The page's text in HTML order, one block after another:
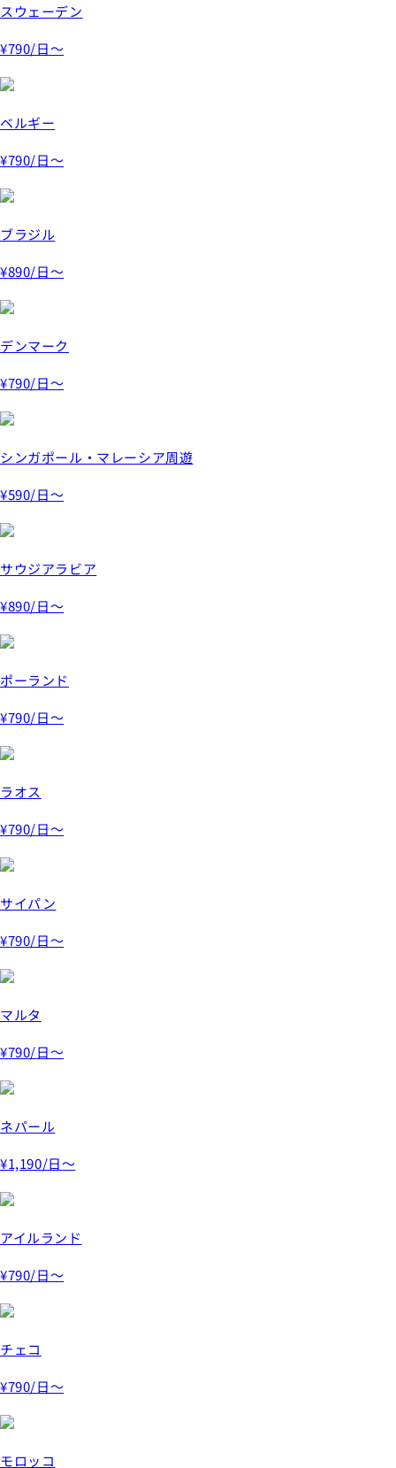
スウェーデン
¥790/日～
ベルギー
¥790/日～
ブラジル
¥890/日～
デンマーク
¥790/日～
シンガポール・マレーシア周遊
¥590/日～
サウジアラビア
¥890/日～
ポーランド
¥790/日～
ラオス
¥790/日～
サイパン
¥790/日～
マルタ
¥790/日～
ネパール
¥1,190/日～
アイルランド
¥790/日～
チェコ
¥790/日～
モロッコ